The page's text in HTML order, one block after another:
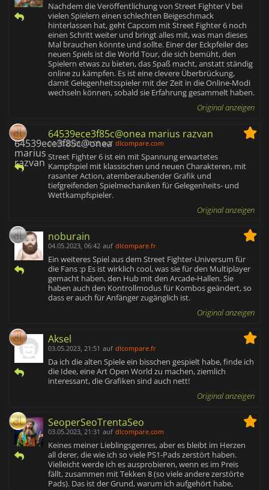
Nachdem die Veröffentlichung von Street Fighter V bei
vielen Spielern einen schlechten Beigeschmack
hinterlassen hat, geht Capcom mit Street Fighter 6 noch
einen Schritt weiter und bringt alles mit, was man dieses
Mal brauchen könnte und sollte. Einer der Eckpfeiler des
neuen Spiels ist die World Tour, die sich bemüht, den
Spielern etwas zu bieten, das Spaß macht, anstatt ständig
online zu kämpfen. Es ist eine clevere Überbrückung,
damit Gelegenheitsspieler mit der Zeit in die Online-Modi
wechseln können, sobald sie Erfahrung gesammelt haben.
Original anzeigen
64539ece3f85c@onea marius razvan
04.05.2023, 14:03 auf dlcompare.com
Street Fighter 6 ist ein mit Spannung erwartetes
Kampfspiel mit klassischen und neuen Charakteren, mit
rasanter Action, atemberaubender Grafik und
tiefgreifenden Spielmechaniken für Gelegenheits- und
Wettkampfspieler.
Original anzeigen
noburain
04.05.2023, 06:42 auf dlcompare.fr
Ein weiteres Spiel aus dem Street Fighter-Universum für
die Fans :p Es ist wirklich cool, was sie für den Multiplayer
gemacht haben, den Hub mit den Arcade-Hallen. Sie
haben auch den Kontrollmodus für Kombos geändert, so
dass er auch für Anfänger zugänglich ist.
Original anzeigen
Aksel
03.05.2023, 21:51 auf dlcompare.fr
Da ich die alten Spiele ein bisschen gespielt habe, finde ich
die Idee, eine Art Open World zu machen, ziemlich
interessant, die Grafiken sind auch nett!
Original anzeigen
SeoperSeoTrentaSeo
03.05.2023, 21:31 auf dlcompare.com
Keines meiner Lieblingsgenres, aber es bleibt im Herzen
all derer, die wie ich so viele PS1-Pads zerstört haben.
Vielleicht werde ich es ausprobieren, wenn es im Preis
fällt, zusammen mit Tekken 8 (so viele andere zerstörte
Pads). Das ist der Grund, warum ich aufgehört habe,